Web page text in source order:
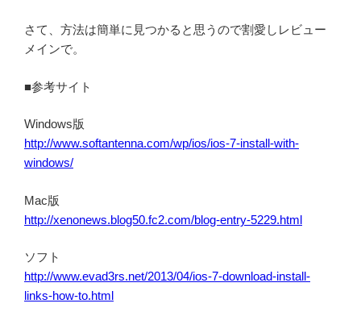
さて、方法は簡単に見つかると思うので割愛しレビュー
メインで。
■参考サイト
Windows版
http://www.softantenna.com/wp/ios/ios-7-install-with-
windows/
Mac版
http://xenonews.blog50.fc2.com/blog-entry-5229.html
ソフト
http://www.evad3rs.net/2013/04/ios-7-download-install-
links-how-to.html